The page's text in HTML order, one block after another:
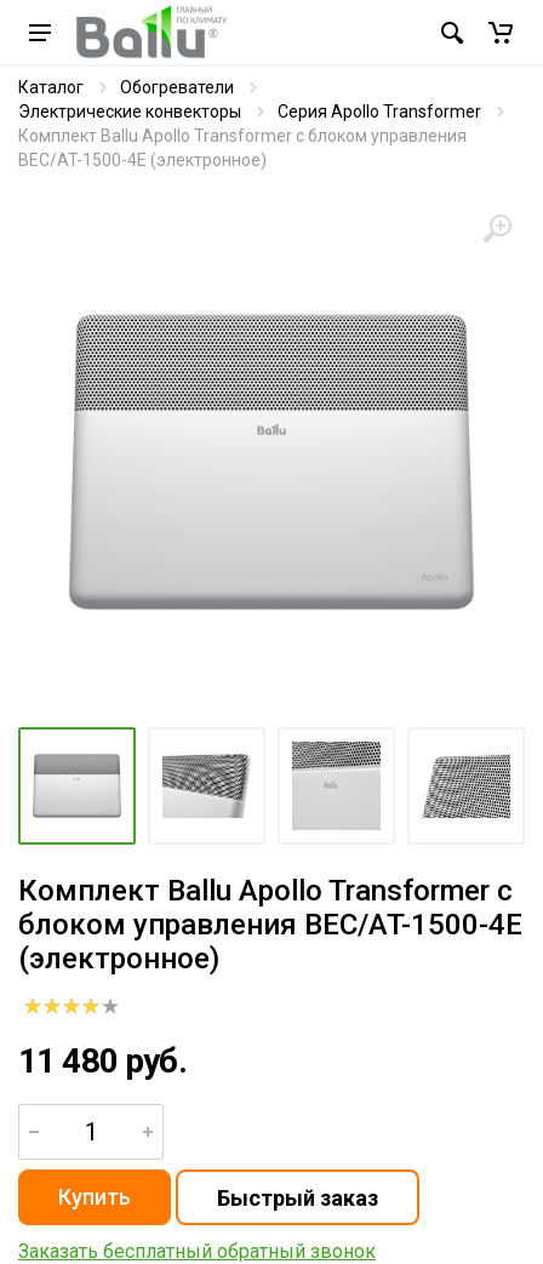
Каталог
Обогреватели
Электрические конвекторы
Серия Apollo Transformer
Комплект Ballu Apollo Transformer с блоком управления
BEC/AT-1500-4E (электронное)
Комплект Ballu Apollo Transformer с
блоком управления BEC/AT-1500-4E
(электронное)
11 480 руб.
Заказать бесплатный обратный звонок